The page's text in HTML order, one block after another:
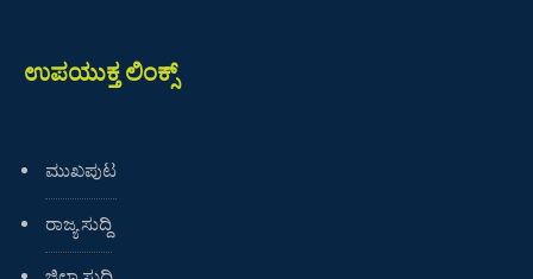
ಉಪಯುಕ್ತ ಲಿಂಕ್ಸ್
ಮುಖಪುಟ
ರಾಜ್ಯ ಸುದ್ದಿ